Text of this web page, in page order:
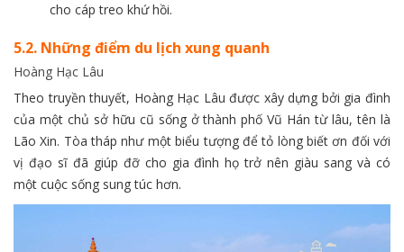
cho cáp treo khứ hồi.
5.2. Những điểm du lịch xung quanh
Hoàng Hạc Lâu
Theo truyền thuyết, Hoàng Hạc Lâu được xây dựng bởi gia đình
của một chủ sở hữu cũ sống ở thành phố Vũ Hán từ lâu, tên là
Lão Xin. Tòa tháp như một biểu tượng để tỏ lòng biết ơn đối với
vị đạo sĩ đã giúp đỡ cho gia đình họ trở nên giàu sang và có
một cuộc sống sung túc hơn.